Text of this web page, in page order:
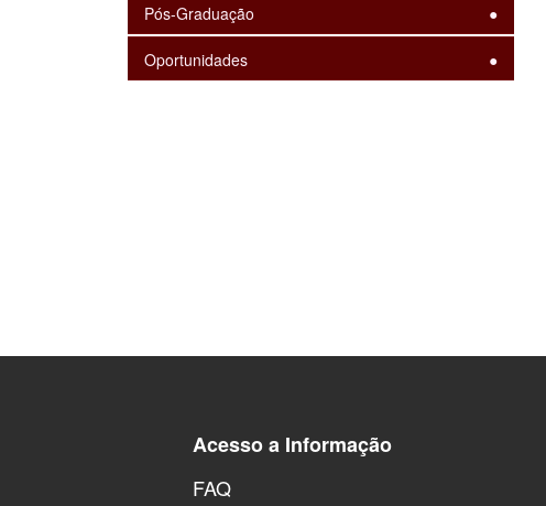
Pós-Graduação
Oportunidades
Acesso a Informação
FAQ